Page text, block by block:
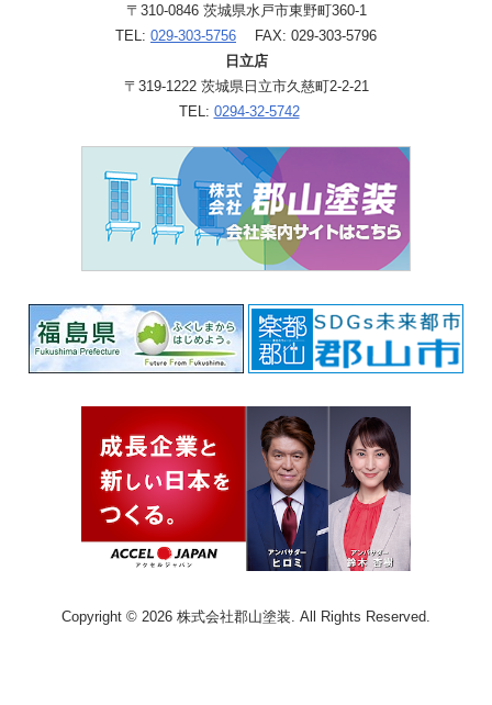
〒310-0846 茨城県水戸市東野町360-1
TEL: 029-303-5756 FAX: 029-303-5796
日立店
〒319-1222 茨城県日立市久慈町2-2-21
TEL: 0294-32-5742
Copyright © 2026 株式会社郡山塗装. All Rights Reserved.